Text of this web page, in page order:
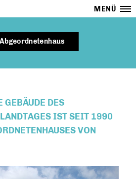
MENÜ
GEBÄUDE DES
IST SEIT 1990 S
VON B